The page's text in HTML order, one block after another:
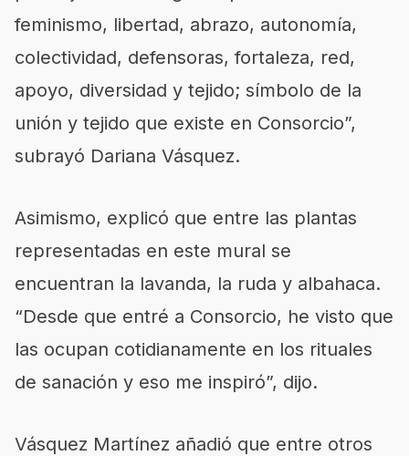
feminismo, libertad, abrazo, autonomía,
colectividad, defensoras, fortaleza, red,
apoyo, diversidad y tejido; símbolo de la
unión y tejido que existe en Consorcio”,
subrayó Dariana Vásquez.
Asimismo, explicó que entre las plantas
representadas en este mural se
encuentran la lavanda, la ruda y albahaca.
“Desde que entré a Consorcio, he visto que
las ocupan cotidianamente en los rituales
de sanación y eso me inspiró”, dijo.
Vásquez Martínez añadió que entre otros